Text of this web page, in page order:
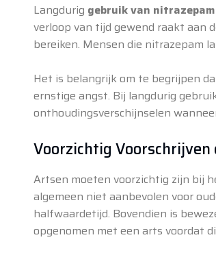
Langdurig gebruik van nitrazepam
verloop van tijd gewend raakt aan
bereiken. Mensen die nitrazepam
Het is belangrijk om te begrijpen
ernstige angst. Bij langdurig
onthoudingsverschijnselen
Voorzichtig
Artsen moeten voorzichtig zijn bij
algemeen niet aanbevolen voor
halfwaardetijd. Bovendien is
opgenomen met een arts voordat